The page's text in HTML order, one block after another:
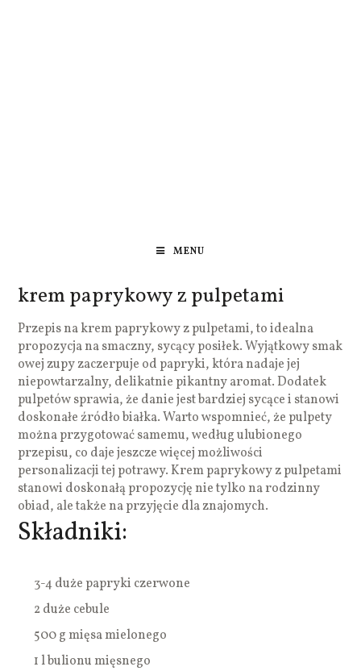
MENU
krem paprykowy z pulpetami
Przepis na krem paprykowy z pulpetami, to idealna
propozycja na smaczny, sycący posiłek. Wyjątkowy smak
owej zupy zaczerpuje od papryki, która nadaje jej
niepowtarzalny, delikatnie pikantny aromat. Dodatek
pulpetów sprawia, że danie jest bardziej sycące i stanowi
doskonałe źródło białka. Warto wspomnieć, że pulpety
można przygotować samemu, według ulubionego
przepisu, co daje jeszcze więcej możliwości
personalizacji tej potrawy. Krem paprykowy z pulpetami
stanowi doskonałą propozycję nie tylko na rodzinny
obiad, ale także na przyjęcie dla znajomych.
Składniki:
3-4 duże papryki czerwone
2 duże cebule
500 g mięsa mielonego
1 l bulionu mięsnego